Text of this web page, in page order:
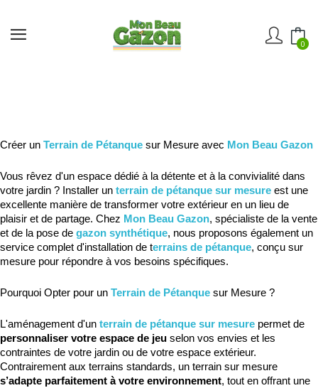
0
Créer un Terrain de Pétanque sur Mesure avec Mon Beau Gazon
Vous rêvez d'un espace dédié à la détente et à la convivialité dans
votre jardin ? Installer un terrain de pétanque sur mesure est une
excellente manière de transformer votre extérieur en un lieu de
plaisir et de partage. Chez Mon Beau Gazon, spécialiste de la vente
et de la pose de gazon synthétique, nous proposons également un
service complet d'installation de terrains de pétanque, conçu sur
mesure pour répondre à vos besoins spécifiques.
Pourquoi Opter pour un Terrain de Pétanque sur Mesure ?
L'aménagement d'un terrain de pétanque sur mesure
personnaliser votre espace de jeu selon vos envies et les
contraintes de votre jardin ou de votre espace extérieur.
s’adapte parfaitement à votre environnement, tout en offrant une